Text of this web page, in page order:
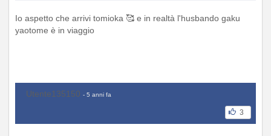
Io aspetto che arrivi tomioka 🥰 e in realtà l'husbando gaku
yaotome è in viaggio
Utente135150 - 5 anni fa
3